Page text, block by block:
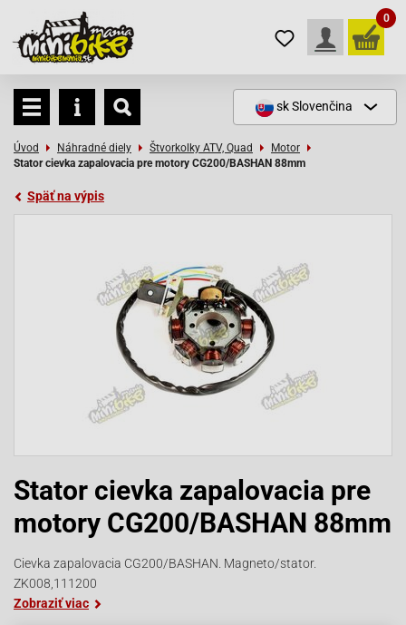
0
skSlovenčina
Úvod Náhradné diely Štvorkolky ATV, Quad
Motor
Stator cievka zapalovacia pre motory CG200/BASHAN 88mm
Späť na výpis
Stator cievka zapalovacia pre
motory CG200/BASHAN 88mm
Cievka zapalovacia CG200/BASHAN. Magneto/stator.
ZK008,111200
Zobraziť viac